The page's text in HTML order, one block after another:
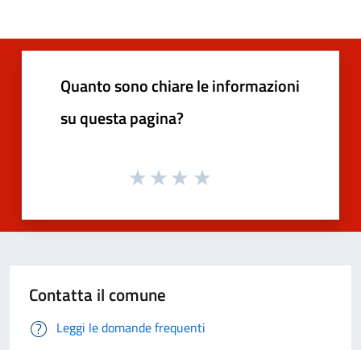
Quanto sono chiare le informazioni
su questa pagina?
Contatta il comune
Leggi le domande frequenti